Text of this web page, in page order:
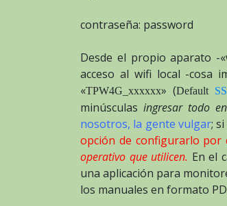
contraseña: password
Desde el propio aparato -
acceso al wifi local -cosa
«TPW4G_xxxxxx» (Default
minúsculas ingresar todo
nosotros, la gente vulgar;
opción de configurarlo por
operativo que utilicen. En el
una aplicación para
los manuales en formato